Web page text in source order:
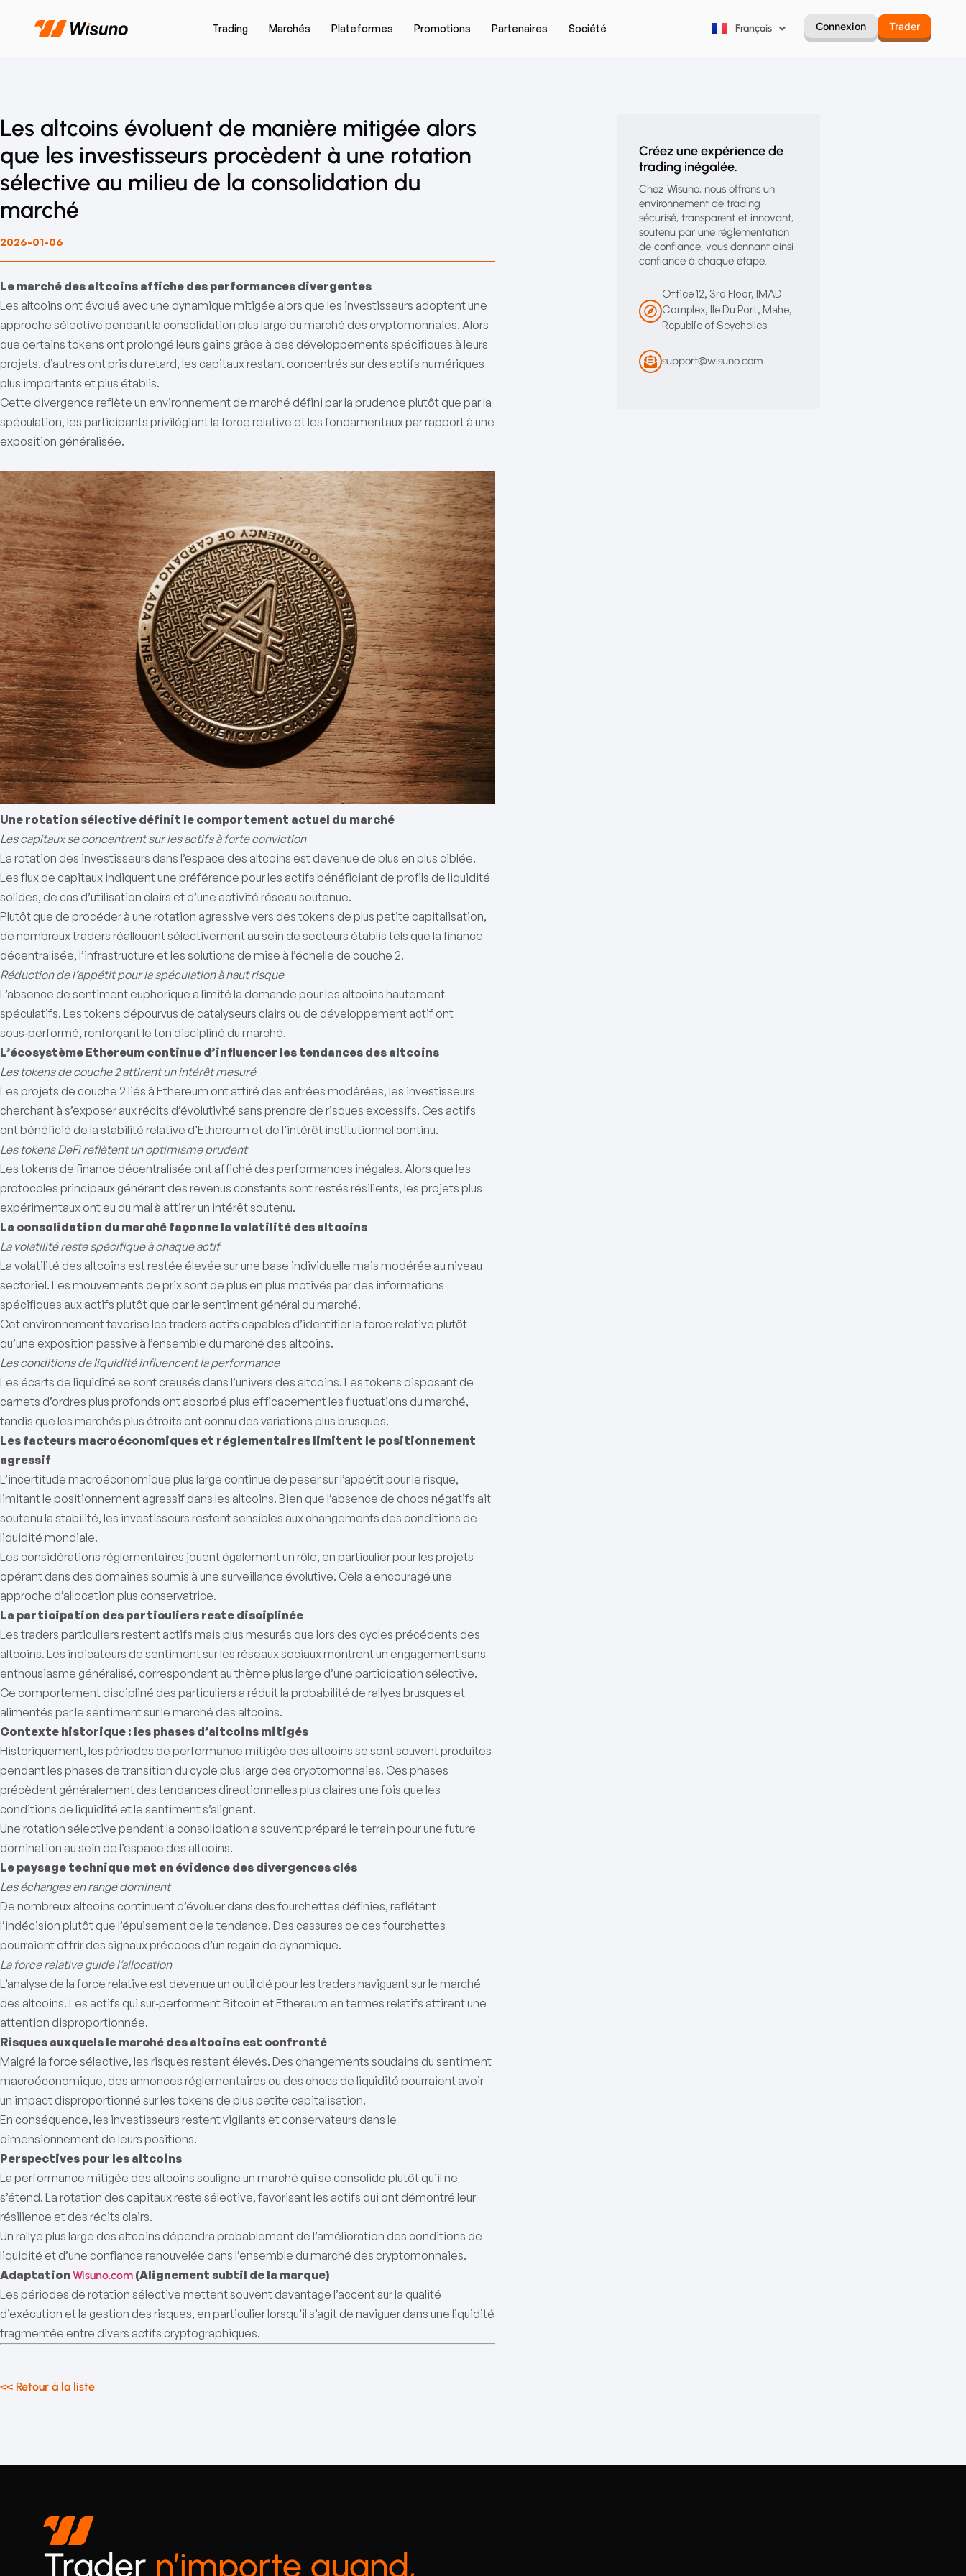
Trading Marchés Plateformes Promotions Partenaires Société Français
Português
Connexion Trader
Les altcoins évoluent de manière mitigée alors
que les investisseurs procèdent à une rotation
sélective au milieu de la consolidation du
marché
2026-01-06
Le marché des altcoins affiche des performances divergentes
Les altcoins ont évolué avec une dynamique mitigée alors que les investisseurs adoptent une
approche sélective pendant la consolidation plus large du marché des cryptomonnaies. Alors
que certains tokens ont prolongé leurs gains grâce à des développements spécifiques à leurs
projets, d’autres ont pris du retard, les capitaux restant concentrés sur des actifs numériques
plus importants et plus établis.
Cette divergence reflète un environnement de marché défini par la prudence plutôt que par la
spéculation, les participants privilégiant la force relative et les fondamentaux par rapport à une
exposition généralisée.
Une rotation sélective définit le comportement actuel du marché
Les capitaux se concentrent sur les actifs à forte conviction
La rotation des investisseurs dans l’espace des altcoins est devenue de plus en plus ciblée.
Les flux de capitaux indiquent une préférence pour les actifs bénéficiant de profils de liquidité
solides, de cas d’utilisation clairs et d’une activité réseau soutenue.
Plutôt que de procéder à une rotation agressive vers des tokens de plus petite capitalisation,
de nombreux traders réallouent sélectivement au sein de secteurs établis tels que la finance
décentralisée, l’infrastructure et les solutions de mise à l’échelle de couche 2.
Réduction de l’appétit pour la spéculation à haut risque
L’absence de sentiment euphorique a limité la demande pour les altcoins hautement
spéculatifs. Les tokens dépourvus de catalyseurs clairs ou de développement actif ont
sous‑performé, renforçant le ton discipliné du marché.
L’écosystème Ethereum continue d’influencer les tendances des altcoins
Les tokens de couche 2 attirent un intérêt mesuré
Les projets de couche 2 liés à Ethereum ont attiré des entrées modérées, les investisseurs
cherchant à s’exposer aux récits d’évolutivité sans prendre de risques excessifs. Ces actifs
ont bénéficié de la stabilité relative d’Ethereum et de l’intérêt institutionnel continu.
Les tokens DeFi reflètent un optimisme prudent
Les tokens de finance décentralisée ont affiché des performances inégales. Alors que les
protocoles principaux générant des revenus constants sont restés résilients, les projets plus
expérimentaux ont eu du mal à attirer un intérêt soutenu.
La consolidation du marché façonne la volatilité des altcoins
La volatilité reste spécifique à chaque actif
La volatilité des altcoins est restée élevée sur une base individuelle mais modérée au niveau
sectoriel. Les mouvements de prix sont de plus en plus motivés par des informations
spécifiques aux actifs plutôt que par le sentiment général du marché.
Cet environnement favorise les traders actifs capables d’identifier la force relative plutôt
qu’une exposition passive à l’ensemble du marché des altcoins.
Les conditions de liquidité influencent la performance
Les écarts de liquidité se sont creusés dans l’univers des altcoins. Les tokens disposant de
carnets d’ordres plus profonds ont absorbé plus efficacement les fluctuations du marché,
tandis que les marchés plus étroits ont connu des variations plus brusques.
Les facteurs macroéconomiques et réglementaires limitent le positionnement
agressif
L’incertitude macroéconomique plus large continue de peser sur l’appétit pour le risque,
limitant le positionnement agressif dans les altcoins. Bien que l’absence de chocs négatifs ait
soutenu la stabilité, les investisseurs restent sensibles aux changements des conditions de
liquidité mondiale.
Les considérations réglementaires jouent également un rôle, en particulier pour les projets
opérant dans des domaines soumis à une surveillance évolutive. Cela a encouragé une
approche d’allocation plus conservatrice.
La participation des particuliers reste disciplinée
Les traders particuliers restent actifs mais plus mesurés que lors des cycles précédents des
altcoins. Les indicateurs de sentiment sur les réseaux sociaux montrent un engagement sans
enthousiasme généralisé, correspondant au thème plus large d’une participation sélective.
Ce comportement discipliné des particuliers a réduit la probabilité de rallyes brusques et
alimentés par le sentiment sur le marché des altcoins.
Contexte historique : les phases d’altcoins mitigés
Historiquement, les périodes de performance mitigée des altcoins se sont souvent produites
pendant les phases de transition du cycle plus large des cryptomonnaies. Ces phases
précèdent généralement des tendances directionnelles plus claires une fois que les
conditions de liquidité et le sentiment s’alignent.
Une rotation sélective pendant la consolidation a souvent préparé le terrain pour une future
domination au sein de l’espace des altcoins.
Le paysage technique met en évidence des divergences clés
Les échanges en range dominent
De nombreux altcoins continuent d’évoluer dans des fourchettes définies, reflétant
l’indécision plutôt que l’épuisement de la tendance. Des cassures de ces fourchettes
pourraient offrir des signaux précoces d’un regain de dynamique.
La force relative guide l’allocation
L’analyse de la force relative est devenue un outil clé pour les traders naviguant sur le marché
des altcoins. Les actifs qui sur‑performent Bitcoin et Ethereum en termes relatifs attirent une
attention disproportionnée.
Risques auxquels le marché des altcoins est confronté
Malgré la force sélective, les risques restent élevés. Des changements soudains du sentiment
macroéconomique, des annonces réglementaires ou des chocs de liquidité pourraient avoir
un impact disproportionné sur les tokens de plus petite capitalisation.
En conséquence, les investisseurs restent vigilants et conservateurs dans le
dimensionnement de leurs positions.
Perspectives pour les altcoins
La performance mitigée des altcoins souligne un marché qui se consolide plutôt qu’il ne
s’étend. La rotation des capitaux reste sélective, favorisant les actifs qui ont démontré leur
résilience et des récits clairs.
Un rallye plus large des altcoins dépendra probablement de l’amélioration des conditions de
liquidité et d’une confiance renouvelée dans l’ensemble du marché des cryptomonnaies.
Adaptation Wisuno.com (Alignement subtil de la marque)
Les périodes de rotation sélective mettent souvent davantage l’accent sur la qualité
d’exécution et la gestion des risques, en particulier lorsqu’il s’agit de naviguer dans une liquidité
fragmentée entre divers actifs cryptographiques.
<< Retour à la liste
Créez une expérience de
trading inégalée.
Chez Wisuno, nous offrons un
environnement de trading
sécurisé, transparent et innovant,
soutenu par une réglementation
de confiance, vous donnant ainsi
confiance à chaque étape.
Office 12, 3rd Floor, IMAD
Complex, Ile Du Port, Mahe,
Republic of Seychelles
support@wisuno.com
Trader n’importe quand,